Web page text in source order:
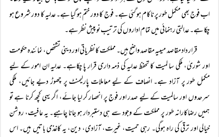
اب فوج بھی مکمل طور پر ناکام ہو گئی ہے۔ فوج کا دور ختم ہو گیا ہے۔ عدلیہ کا دور شروع ہو
چکا ہے۔ عدالتی رہنمائی میں تمام اداروں کی ترتیب نو پیش نظر ہے۔
قرار داد مقاصد میںیہ مقاصد واضح ہیں۔ مملکت کا نظریاتی اور دینی تشخص، نمائندہ حکومت
اور شوریٰ، ملکی سا لمیت کا تحفظ عدلیہ کی ذمہ داری قرار پا چکاہے۔ عدلیہ ان امور کے لیے
مکمل طور پر آزاد ہے۔ انصاف کے لیے معاملات پارلیمنٹ پر چھوڑ دیے جائیں، ملکی
سرحدوں اور سالمیت کے لیے صدر اور فوج پر انحصار کر لیا جائے، اگر یہی کچھ کرنا ہے تو
ہمیں رضاکارانہ طور پر مملکت کے وجود سے ہی دستبردار ہو جانا چاہیے۔ یہ عافیت، روشن
خیالی اور ترقی کی راہ ہوگی۔ رہی حمیت، غیرت، آزادی، دین، یہ کاغذی باتیں ہیں۔ اس